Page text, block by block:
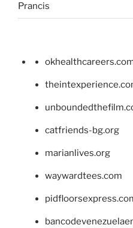
Prancis
catfriends-bg.org
marianlives.org
waywardtees.com